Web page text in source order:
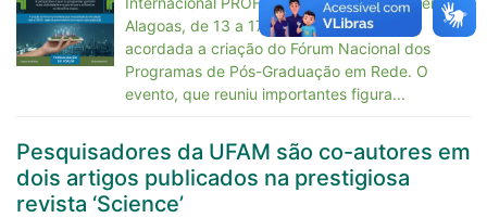
Alagoas, de 13 a 17 de maio de 2024, foi
acordada a criação do Fórum Nacional dos
Programas de Pós-Graduação em Rede. O
evento, que reuniu importantes figura...
Pesquisadores da UFAM são co-autores em
dois artigos publicados na prestigiosa
revista ‘Science’